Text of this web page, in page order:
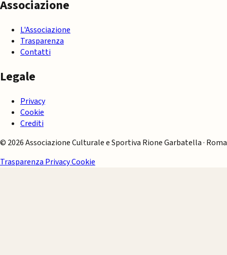
Associazione
L'Associazione
Trasparenza
Contatti
Legale
Privacy
Cookie
Crediti
© 2026 Associazione Culturale e Sportiva Rione Garbatella · Roma
Trasparenza PrivacyCookie